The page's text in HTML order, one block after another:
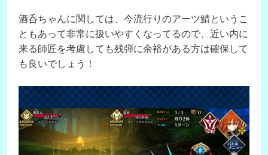
酒呑ちゃんに関しては、今流行りのアーツ鯖というこ
ともあって非常に扱いやすくなってるので、近い内に
来る師匠を考慮しても残弾に余裕がある方は確保して
も良いでしょう！